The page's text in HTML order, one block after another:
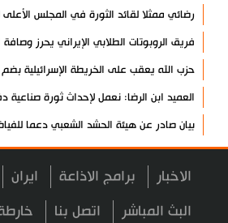
رضائي ممثلا لقائد الثورة في المجلس
فريق الروبوتات الطلابي الإيراني يحرز وصافة
حزب الله يعقب على الخريطة الإسرائيلية بضم
العميد ابن الرضا: نعمل لإحداث ثورة صناعية
بيان صادر عن هيئة الحشد الشعبي دعما
آية الله لاريجاني: مضيق هرمز لن يعود إلى
إنجاز إيراني في إنتاج فيروسات مُهندسة
تكريم الشهيد لاريجاني ومنحه "الجائزة
الاخبار برامج الاذاعة ايران
البث المباشر اتصل بنا